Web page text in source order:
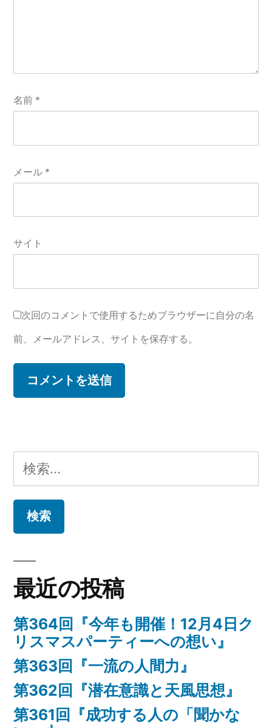
名前 *
メール *
サイト
次回のコメントで使用するためブラウザーに自分の名
前、メールアドレス、サイトを保存する。
検
索:
最近の投稿
第364回『今年も開催！12月4日ク
リスマスパーティーへの想い』
第363回『一流の人間力』
第362回『潜在意識と天風思想』
第361回『成功する人の「聞かな